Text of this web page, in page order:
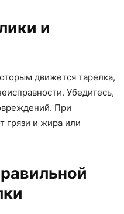
и
движется тарелка,
Убедитесь,
При
грязи и жира или